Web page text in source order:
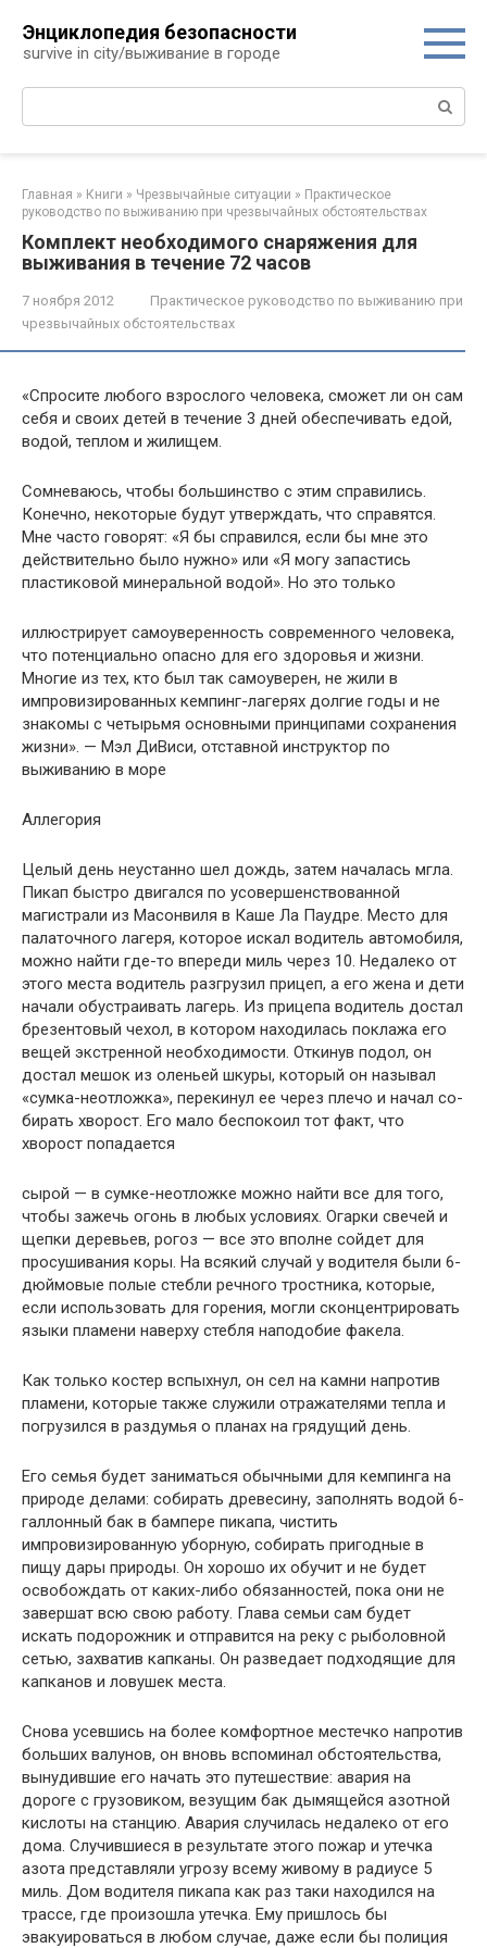
контенту
Энциклопедия безопасности
survive in city/выживание в городе
Поиск:
Главная » Книги » Чрезвычайные ситуации » Практическое
руководство по выживанию при чрезвычайных обстоятельствах
Комплект необходимого снаряжения для
выживания в течение 72 часов
7 ноября 2012
Практическое руководство по выживанию при
чрезвычайных обстоятельствах
«Спросите любого взрослого человека, сможет ли он сам
себя и своих детей в течение 3 дней обеспечивать едой,
водой, теплом и жилищем.
Сомневаюсь, чтобы большинство с этим справились.
Конечно, некоторые будут утверждать, что справятся.
Мне часто говорят: «Я бы справился, если бы мне это
действительно было нужно» или «Я могу запастись
пластиковой минеральной водой». Но это только
иллюстрирует самоуверенность современного человека,
что потенциально опасно для его здоровья и жизни.
Многие из тех, кто был так самоуверен, не жили в
импровизированных кемпинг-лагерях долгие годы и не
знакомы с четырьмя основными принципами сохранения
жизни». — Мэл ДиВиси, отставной инструктор по
выживанию в море
Аллегория
Целый день неустанно шел дождь, затем началась мгла.
Пикап бы­стро двигался по усовершенствованной
магистрали из Масонвиля в Каше Ла Паудре. Место для
палаточного лагеря, которое искал води­тель автомобиля,
можно найти где-то впереди миль через 10. Неда­леко от
этого места водитель разгрузил прицеп, а его жена и дети
на­чали обустраивать лагерь. Из прицепа водитель достал
брезентовый чехол, в котором находилась поклажа его
вещей экстренной необхо­димости. Откинув подол, он
достал мешок из оленьей шкуры, который он называл
«сумка-неотложка», перекинул ее через плечо и начал со­
бирать хворост. Его мало беспокоил тот факт, что
хворост попадается
сырой — в сумке-неотложке можно найти все для того,
чтобы зажечь огонь в любых условиях. Огарки свечей и
щепки деревьев, рогоз — все это вполне сойдет для
просушивания коры. На всякий случай у водите­ля были 6-
дюймовые полые стебли речного тростника, которые,
если использовать для горения, могли сконцентрировать
языки пламени на­верху стебля наподобие факела.
Как только костер вспыхнул, он сел на камни напротив
пламени, кото­рые также служили отражателями тепла и
погрузился в раздумья о пла­нах на грядущий день.
Его семья будет заниматься обычными для кемпинга на
природе де­лами: собирать древесину, заполнять водой 6-
галлонный бак в бампере пикапа, чистить
импровизированную уборную, собирать пригодные в
пищу дары природы. Он хорошо их обучит и не будет
освобождать от ка­ких-либо обязанностей, пока они не
завершат всю свою работу. Глава семьи сам будет
искать подорожник и отправится на реку с рыболовной
сетью, захватив капканы. Он разведает подходящие для
капканов и ло­вушек места.
Снова усевшись на более комфортное местечко напротив
больших валунов, он вновь вспоминал обстоятельства,
вынудившие его начать это путешествие: авария на
дороге с грузовиком, везущим бак дымя­щейся азотной
кислоты на станцию. Авария случилась недалеко от его
дома. Случившиеся в результате этого пожар и утечка
азота представ­ляли угрозу всему живому в радиусе 5
миль. Дом водителя пикапа как раз таки находился на
трассе, где произошла утечка. Ему пришлось бы
эвакуироваться в любом случае, даже если бы полиция